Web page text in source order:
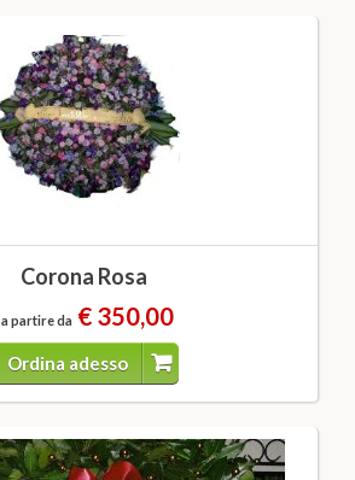
Corona Rosa
a partire da € 350,00
Ordina adesso